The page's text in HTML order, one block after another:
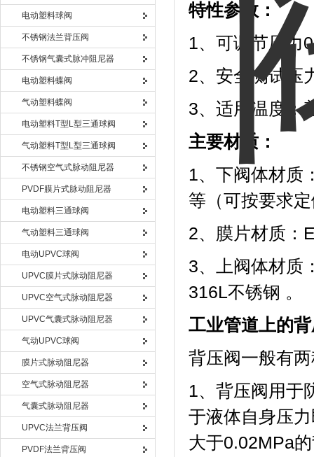
电动塑料球阀
不锈钢法兰背压阀
不锈钢气囊式脉冲阻尼器
电动塑料蝶阀
气动塑料蝶阀
电动塑料T型L型三通球阀
气动塑料T型L型三通球阀
不锈钢空气式脉动阻尼器
PVDF膜片式脉动阻尼器
电动塑料三通球阀
气动塑料三通球阀
电动UPVC球阀
UPVC膜片式脉动阻尼器
UPVC空气式脉动阻尼器
UPVC气囊式脉动阻尼器
气动UPVC球阀
膜片式脉动阻尼器
空气式脉动阻尼器
气囊式脉动阻尼器
UPVC法兰背压阀
PVDF法兰背压阀
特性参数：
1、可调节压力
2、安全测试压
3、适用温度
主要材质：
1、下阀体材质
等（可按要求
2、膜片材质：
3、上阀体材质
316L不锈钢 。
工业管道上的
背压阀一般有
1、背压阀用于
于液体自身压
大于0.02MPa